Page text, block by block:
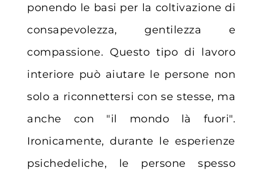
ponendo le basi per la coltivazione di
consapevolezza, gentilezza e
compassione. Questo tipo di lavoro
interiore può aiutare le persone non
solo a riconnettersi con se stesse, ma
anche con "il mondo là fuori".
Ironicamente, durante le esperienze
psichedeliche, le persone spesso